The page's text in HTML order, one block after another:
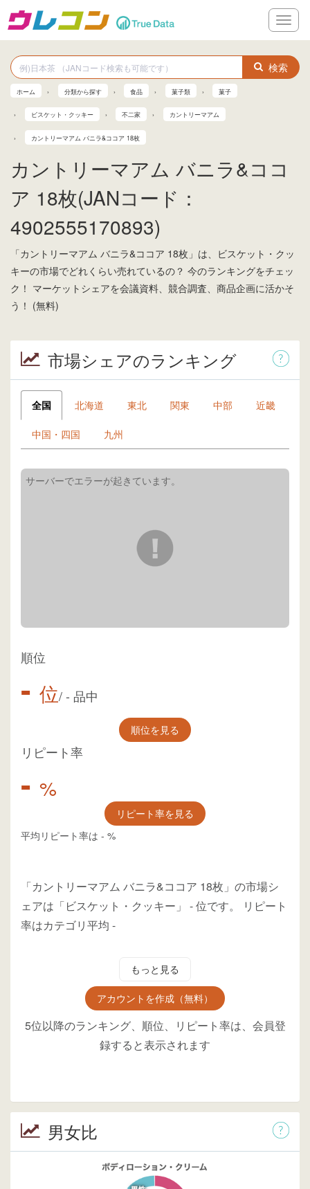
メ
ニ
ー
検索
ホーム 分類から探す 食品 菓子類 菓子
ビスケット・クッキー 不二家 カントリーマアム
カントリーマアム バニラ&ココア 18枚
カントリーマアム バニラ&ココ
ア 18枚(JANコード：
4902555170893)
「カントリーマアム バニラ&ココア 18枚」は、ビスケット・クッ
キーの市場でどれくらい売れているの？ 今のランキングをチェッ
ク！ マーケットシェアを会議資料、競合調査、商品企画に活かそ
う！ (無料)
市場シェアのランキング
全国 北海道 東北 関東 中部 近畿
中国・四国 九州
順位
- 位/- 品中
順位を見る
リピート率
- %
リピート率を見る
平均リピート率は - %
「カントリーマアム バニラ&ココア 18枚」の市場シ
ェアは「ビスケット・クッキー」 -位です。
リピート
率はカテゴリ平均 -
もっと見る
アカウントを作成（無料）
5位以降のランキング、順位、リピート率は、会員登
録すると表示されます
男女比